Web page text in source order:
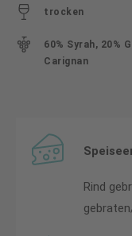
trocken
60% Syrah, 20%
Carignan
Rind